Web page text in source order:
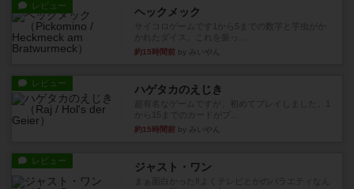
レビュー ヘックメック
サイコロゲームです1から5までの数字と芋虫がか
約15時間前 by みいやん
レビュー ハゲタカのえじき
約15時間前 by みいやん
レビュー ジャスト・ワン
まぁ面白かった‼️よくテレビとかのバラエティなん